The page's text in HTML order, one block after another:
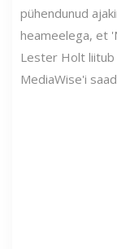
pühendunud
heameelega, et
Lester Holt
MediaWise'i